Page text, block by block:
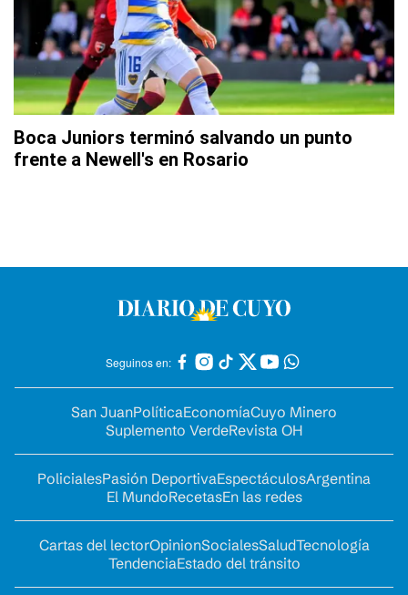
Boca Juniors terminó salvando un punto
frente a Newell's en Rosario
Seguinos en:
San JuanPolíticaEconomíaCuyo Minero
Suplemento VerdeRevista OH
PolicialesPasión DeportivaEspectáculosArgentina
El MundoRecetasEn las redes
Cartas del lectorOpinionSocialesSaludTecnología
TendenciaEstado del tránsito